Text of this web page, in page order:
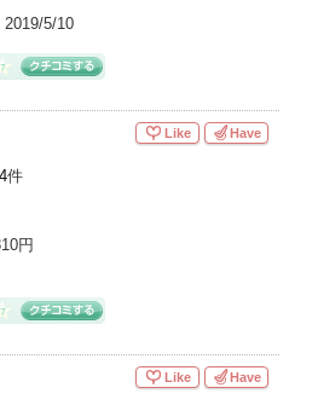
2019/5/10
件
円
Like Have
Like Have